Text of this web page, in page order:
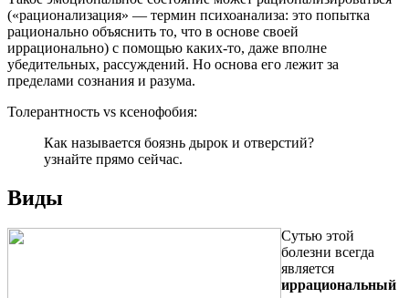
(«рационализация» — термин психоанализа: это попытка
рационально объяснить то, что в основе своей
иррационально) с помощью каких-то, даже вполне
убедительных, рассуждений. Но основа его лежит за
пределами сознания и разума.
Толерантность vs ксенофобия:
Как называется боязнь дырок и отверстий?
узнайте прямо сейчас.
Виды
Сутью этой
болезни всегда
является
иррациональный